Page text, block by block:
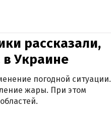
рассказали,
в Украине
погодной ситуации.
жары. При этом